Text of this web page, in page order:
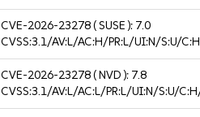
CVE-2026-23278( SUSE ): 7.0
CVSS:3.1/AV:L/AC:H/PR:L/UI:N/S:U/
CVE-2026-23278( NVD ): 7.8
CVSS:3.1/AV:L/AC:L/PR:L/UI:N/S:U/